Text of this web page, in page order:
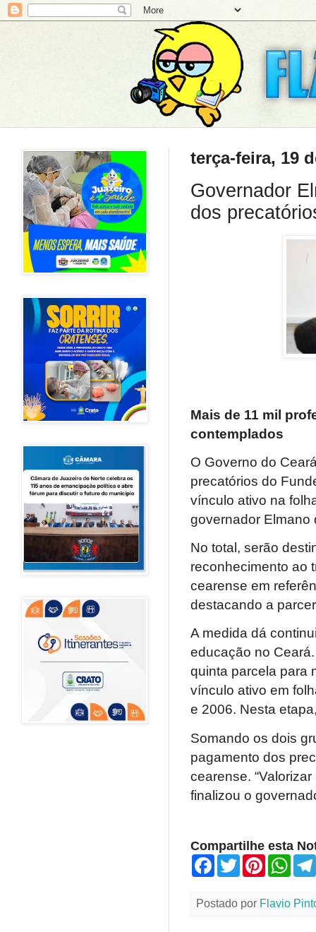
terça-feira, 19
Governador
dos
Mais de 11 mil
contemplados
O Governo do
precatórios do
vínculo ativo na
governador Elmano
No total, serão
reconhecimento ao
cearense em
destacando a
A medida dá
educação no
quinta parcela para
vínculo ativo em
e 2006. Nesta
Somando os dois
pagamento dos
cearense.
finalizou o
Compartilhe esta
F
b
T
w
P
e
W
Postado por Flavio